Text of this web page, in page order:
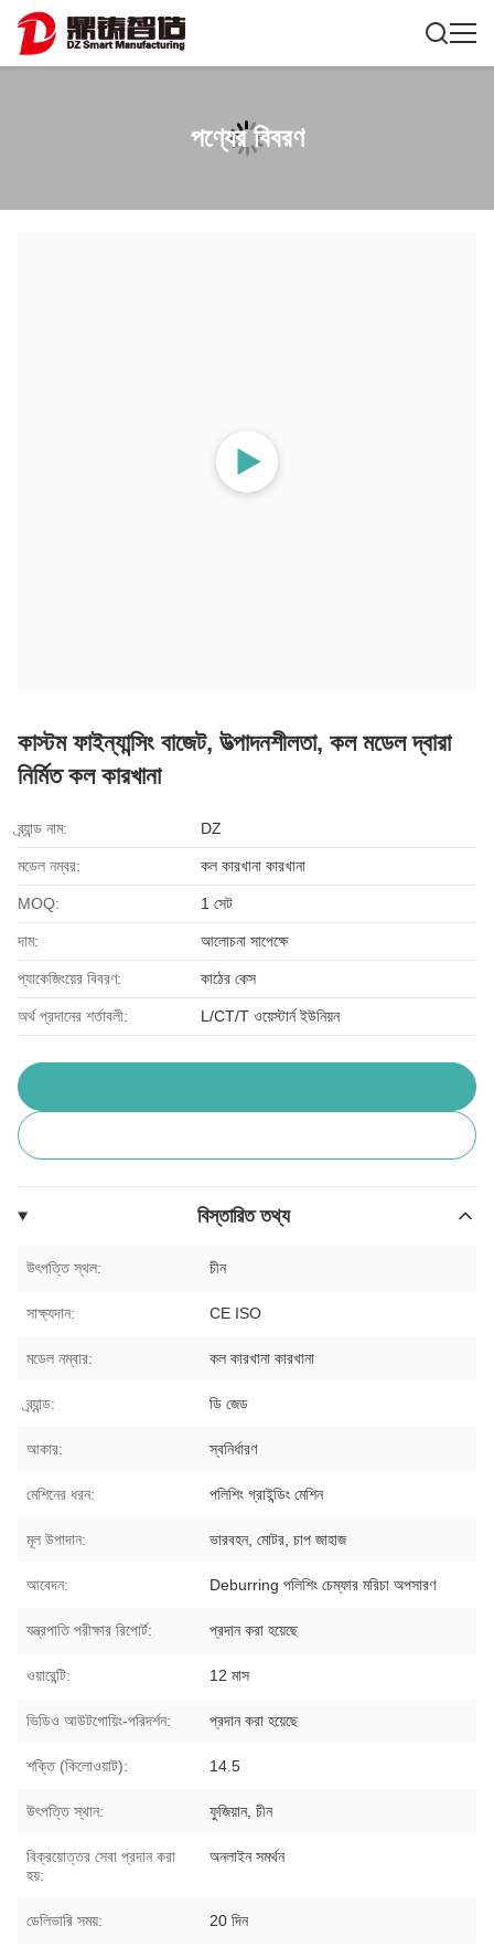
পণ্যের বিবরণ
কাস্টম ফাইন্যান্সিং বাজেট, উত্পাদনশীলতা, কল মডেল দ্বারা
নির্মিত কল কারখানা
ব্র্যান্ড নাম: DZ
মডেল নম্বর: কল কারখানা কারখানা
MOQ: 1 সেট
দাম: আলোচনা সাপেক্ষে
প্যাকেজিংয়ের বিবরণ: কাঠের কেস
অর্থ প্রদানের শর্তাবলী: L/CT/T ওয়েস্টার্ন ইউনিয়ন
বিস্তারিত তথ্য
উৎপত্তি স্থল: চীন
সাক্ষ্যদান: CE ISO
মডেল নম্বার: কল কারখানা কারখানা
ব্র্যান্ড: ডি জেড
আকার: স্বনির্ধারণ
মেশিনের ধরন: পলিশিং গ্রাইন্ডিং মেশিন
মূল উপাদান: ভারবহন, মোটর, চাপ জাহাজ
আবেদন: Deburring পলিশিং চেম্ফার মরিচা অপসারণ
যন্ত্রপাতি পরীক্ষার রিপোর্ট: প্রদান করা হয়েছে
ওয়ারেন্টি: 12 মাস
ভিডিও আউটগোয়িং-পরিদর্শন: প্রদান করা হয়েছে
শক্তি (কিলোওয়াট): 14.5
উৎপত্তি স্থান: ফুজিয়ান, চীন
বিক্রয়োত্তর সেবা প্রদান করা
হয়:
অনলাইন সমর্থন
ডেলিভারি সময়: 20 দিন